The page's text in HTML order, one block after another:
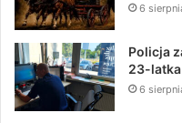
6
Policja
23-
6